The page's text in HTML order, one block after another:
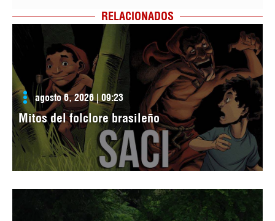
RELACIONADOS
agosto 6, 2026 | 09:23
Mitos del folclore brasileño